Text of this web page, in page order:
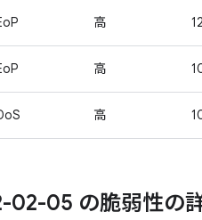
高 12
高
高
02-05 の脆弱性の